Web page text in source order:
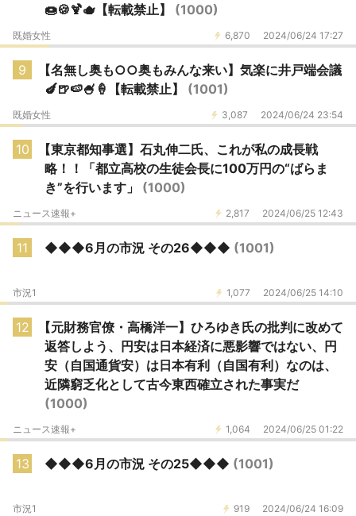
🍩🍪🍹🫖【転載禁止】 (1000)
6,870 2024/06/24 17:27
既婚女性
9
【名無し奥も○○奥もみんな来い】気楽に井戸端会議
🍆🍺🍉🍧🍦【転載禁止】 (1001)
3,087 2024/06/24 23:54
既婚女性
10
【東京都知事選】石丸伸二氏、これが私の成長戦
略！！「都立高校の生徒会長に100万円の“ばらま
き”を行います」 (1000)
2,817 2024/06/25 12:43
ニュース速報+
11 ◆◆◆6月の市況 その26◆◆◆ (1001)
1,077 2024/06/25 14:10
市況1
12
【元財務官僚・高橋洋一】ひろゆき氏の批判に改めて
返答しよう、円安は日本経済に悪影響ではない、円
安（自国通貨安）は日本有利（自国有利）なのは、
近隣窮乏化として古今東西確立された事実だ
(1000)
1,064 2024/06/25 01:22
ニュース速報+
13 ◆◆◆6月の市況 その25◆◆◆ (1001)
919 2024/06/24 16:09
市況1